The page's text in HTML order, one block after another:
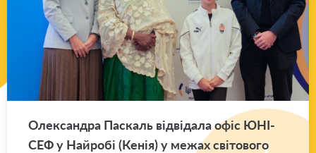
Оле­ксан­дра Па­скаль від­ві­да­ла офіс ЮНІ­
СЕФ у Най­ро­бі (Кенія) у межах сві­то­во­го